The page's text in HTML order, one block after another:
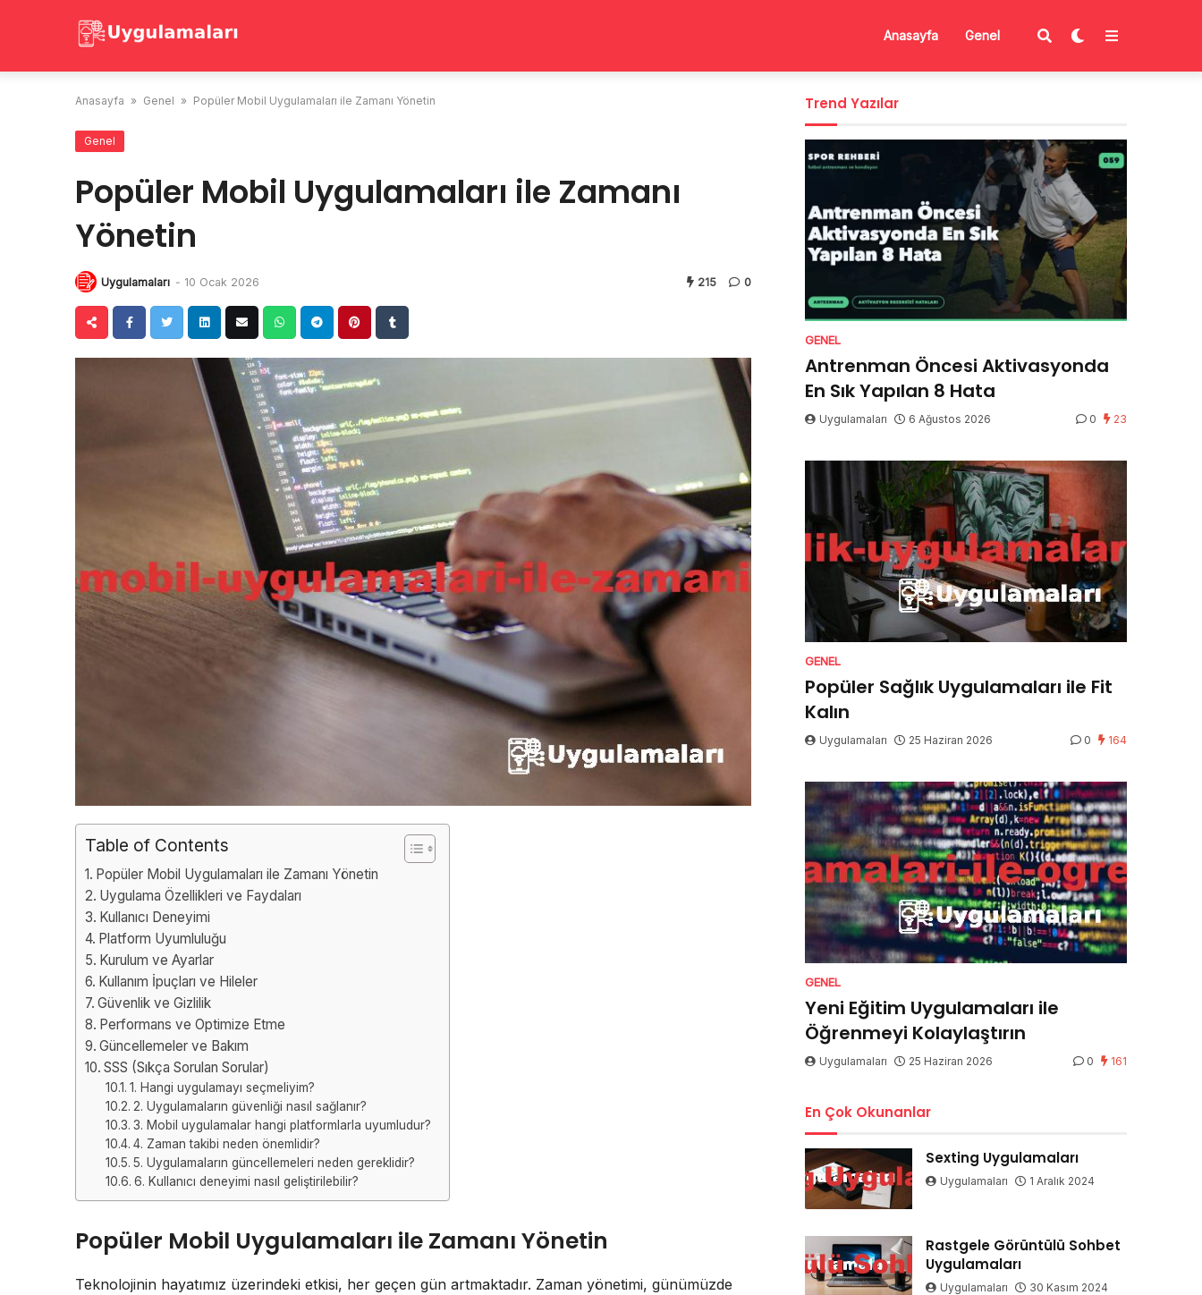
Anasayfa Genel
Anasayfa » Genel » Popüler Mobil Uygulamaları ile Zamanı Yönetin
Genel
Popüler Mobil Uygulamaları ile Zamanı
Yönetin
Uygulamaları - 10 Ocak 2026 215 0
Table of Contents
Popüler Mobil Uygulamaları ile Zamanı Yönetin
Uygulama Özellikleri ve Faydaları
Kullanıcı Deneyimi
Platform Uyumluluğu
Kurulum ve Ayarlar
Kullanım İpuçları ve Hileler
Güvenlik ve Gizlilik
Performans ve Optimize Etme
Güncellemeler ve Bakım
SSS (Sıkça Sorulan Sorular)
1. Hangi uygulamayı seçmeliyim?
2. Uygulamaların güvenliği nasıl sağlanır?
3. Mobil uygulamalar hangi platformlarla uyumludur?
4. Zaman takibi neden önemlidir?
5. Uygulamaların güncellemeleri neden gereklidir?
6. Kullanıcı deneyimi nasıl geliştirilebilir?
Popüler Mobil Uygulamaları ile Zamanı Yönetin
Teknolojinin hayatımız üzerindeki etkisi, her geçen gün artmaktadır. Zaman yönetimi, günümüzde
Trend Yazılar
GENEL
Antrenman Öncesi Aktivasyonda
En Sık Yapılan 8 Hata
Uygulamaları 6 Ağustos 2026 0 23
GENEL
Popüler Sağlık Uygulamaları ile Fit
Kalın
Uygulamaları 25 Haziran 2026 0 164
GENEL
Yeni Eğitim Uygulamaları ile
Öğrenmeyi Kolaylaştırın
Uygulamaları 25 Haziran 2026 0 161
En Çok Okunanlar
Sexting Uygulamaları
Uygulamaları 1 Aralık 2024
Rastgele Görüntülü Sohbet
Uygulamaları
Uygulamaları 30 Kasım 2024